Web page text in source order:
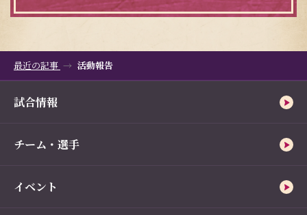
最近の記事 活動報告
試合情報
チーム・選手
イベント